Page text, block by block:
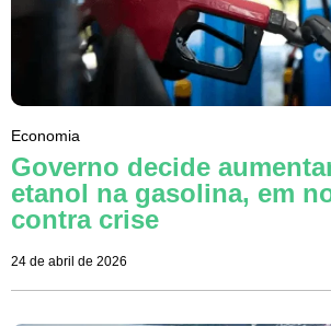
Economia
Governo decide
etanol na gasolina, em
contra crise
24 de abril de 2026